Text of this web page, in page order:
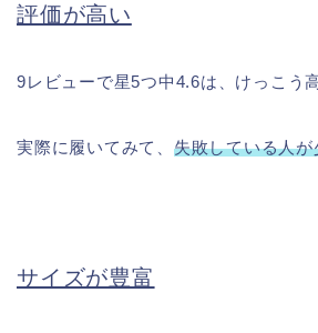
評価が高い
9レビューで星5つ中4.6は、けっこう
実際に履いてみて、 失敗している人
サイズが豊富